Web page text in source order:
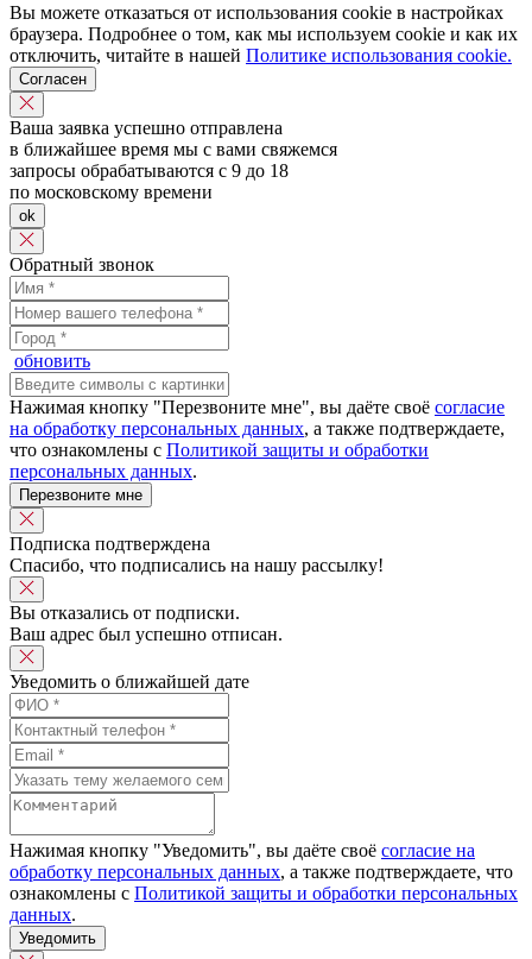
Вы можете отказаться от использования cookie в настройках
браузера. Подробнее о том, как мы используем cookie и как их
отключить, читайте в нашей Политике использования cookie.
Согласен
Ваша заявка успешно отправлена
в ближайшее время мы с вами свяжемся
запросы обрабатываются с 9 до 18
по московскому времени
ok
Обратный звонок
обновить
Нажимая кнопку "Перезвоните мне", вы даёте своё согласие
на обработку персональных данных, а также подтверждаете,
что ознакомлены с Политикой защиты и обработки
персональных данных.
Перезвоните мне
Подписка подтверждена
Спасибо, что подписались на нашу рассылку!
Вы отказались от подписки.
Ваш адрес был успешно отписан.
Уведомить о ближайшей дате
Нажимая кнопку "Уведомить", вы даёте своё согласие на
обработку персональных данных, а также подтверждаете, что
ознакомлены с Политикой защиты и обработки персональных
данных.
Уведомить